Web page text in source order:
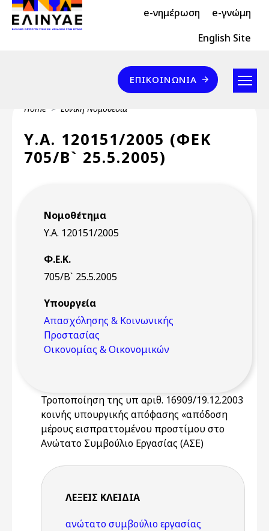
Skip to main content
Header Top 2 e-νημέρωση e-γνώμη
Header Top English Site
Επικοινωνία
ΕΠΙΚΟΙΝΩΝΊΑ
Breadcrumb
Home Εθνική Νομοθεσία
Υ.Α. 120151/2005 (ΦΕΚ
705/Β` 25.5.2005)
Νομοθέτημα
Υ.Α. 120151/2005
Φ.Ε.Κ.
705/Β` 25.5.2005
Υπουργεία
Απασχόλησης & Κοινωνικής
Προστασίας
Οικονομίας & Οικονομικών
Τροποποίηση της υπ αριθ. 16909/19.12.2003
κοινής υπουργικής απόφασης «απόδοση
μέρους εισπραττομένου προστίμου στο
Ανώτατο Συμβούλιο Εργασίας (ΑΣΕ)
ΛΈΞΕΙΣ KΛΕΙΔΙΆ
ανώτατο συμβούλιο εργασίας